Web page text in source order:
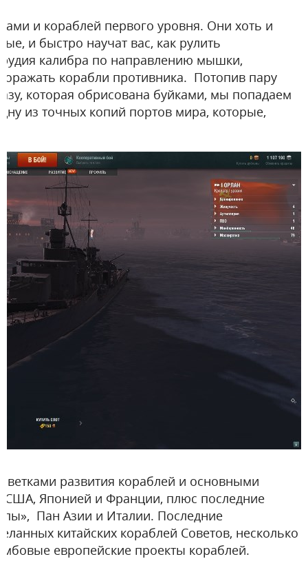
и кораблей первого уровня. Они хоть и
и быстро научат вас, как рулить
калибра по направлению мышки,
корабли противника. Потопив пару
которая обрисована буйками, мы попадаем
из точных копий портов мира, которые,
ветками развития кораблей и основными
США, Японией и Франции, плюс последние
Пан Азии и Италии. Последние
китайских кораблей Советов, несколько
европейские проекты кораблей.